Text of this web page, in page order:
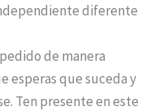
diferente
de manera
esperas que suceda y
Ten presente en este